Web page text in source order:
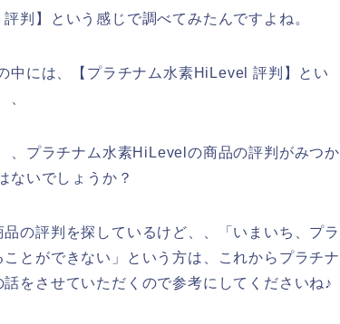
判】という感じで調べてみたんですよね。
中には、【プラチナム水素HiLevel 評判】とい
、
、プラチナム水素HiLevelの商品の評判がみつか
ないでしょうか？
の評判を探しているけど、、「いまいち、プラ
とができない」という方は、これからプラチナ
をさせていただくので参考にしてくださいね♪